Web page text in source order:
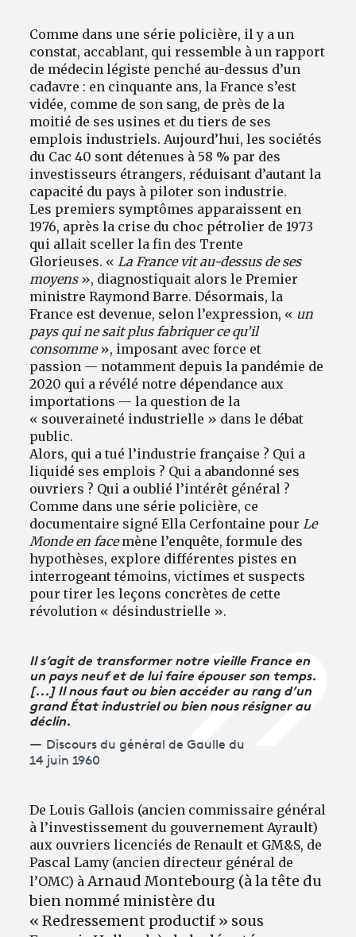
Comme dans une série policière, il y a un
constat, accablant, qui ressemble à un rapport
de médecin légiste penché au-dessus d’un
cadavre : en cinquante ans, la France s’est
vidée, comme de son sang, de près de la
moitié de ses usines et du tiers de ses
emplois industriels. Aujourd’hui, les sociétés
du Cac 40 sont détenues à 58 % par des
investisseurs étrangers, réduisant d’autant la
capacité du pays à piloter son industrie.
Les premiers symptômes apparaissent en
1976, après la crise du choc pétrolier de 1973
qui allait sceller la fin des Trente
Glorieuses. « La France vit au-dessus de ses
moyens », diagnostiquait alors le Premier
ministre Raymond Barre. Désormais, la
France est devenue, selon l’expression, « un
pays qui ne sait plus fabriquer ce qu’il
consomme», imposant avec force et
passion — notamment depuis la pandémie de
2020 qui a révélé notre dépendance aux
importations — la question de la
« souveraineté industrielle » dans le débat
public.
Alors, qui a tué l’industrie française ? Qui a
liquidé ses emplois ? Qui a abandonné ses
ouvriers ? Qui a oublié l’intérêt général ?
Comme dans une série policière, ce
documentaire signé Ella Cerfontaine pour Le
Monde en facemène l’enquête, formule des
hypothèses, explore différentes pistes en
interrogeant témoins, victimes et suspects
pour tirer les leçons concrètes de cette
révolution « désindustrielle ».
Il s’agit de transformer notre vieille France en
un pays neuf et de lui faire épouser son temps.
[...] Il nous faut ou bien accéder au rang d’un
grand État industriel ou bien nous résigner au
déclin.
Discours du général de Gaulle du
14 juin 1960
De Louis Gallois (ancien commissaire général
à l’investissement du gouvernement Ayrault)
aux ouvriers licenciés de Renault et GM&S, de
Pascal Lamy (ancien directeur général de
l’OMC) à Arnaud Montebourg (à la tête du
bien nommé ministère du
« Redressement productif » sous